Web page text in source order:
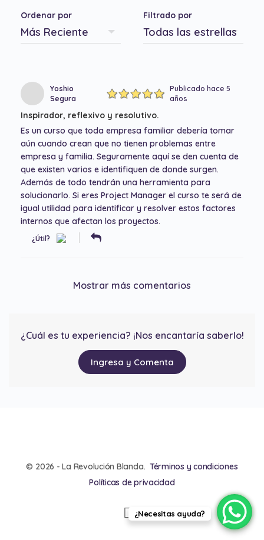
Ordenar por Filtrado por
Yoshio
Segura
Publicado hace 5
años
Inspirador, reflexivo y resolutivo.
Es un curso que toda empresa familiar debería tomar
aún cuando crean que no tienen problemas entre
empresa y familia. Seguramente aquí se den cuenta de
que existen varios e identifiquen de donde surgen.
Además de todo tendrán una herramienta para
solucionarlo. Si eres Project Manager el curso te será de
igual utilidad para identificar y resolver estos factores
internos que afectan los proyectos.
¿Útil?
Mostrar más comentarios
¿Cuál es tu experiencia? ¡Nos encantaría saberlo!
Ingresa y Comenta
© 2026 - La Revolución Blanda. Términos y condiciones
Políticas de privacidad
¿Necesitas ayuda?